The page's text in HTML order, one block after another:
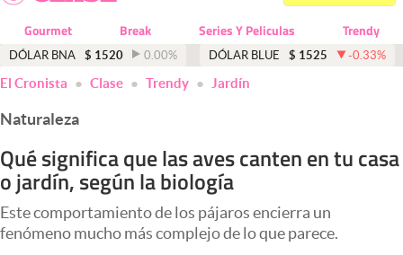
Economía y Política
Finanzas y Mercados
Mercados Online
Negocios
Columnistas
Otras secciones
Gourmet Break Series Y Peliculas Trendy
DÓLAR BNA $ 1520 0.00% DÓLAR BLUE $ 1525 -0.33%
El Cronista Clase Trendy Jardín
Naturaleza
Qué significa que las aves canten en tu casa
o jardín, según la biología
Este comportamiento de los pájaros encierra un
fenómeno mucho más complejo de lo que parece.